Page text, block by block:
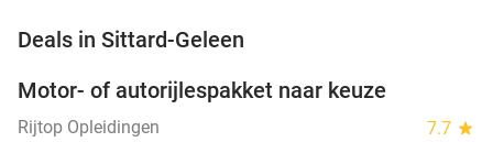
Deals in Sittard-Geleen
Motor- of autorijlespakket naar keuze
Rijtop Opleidingen 7.7 star